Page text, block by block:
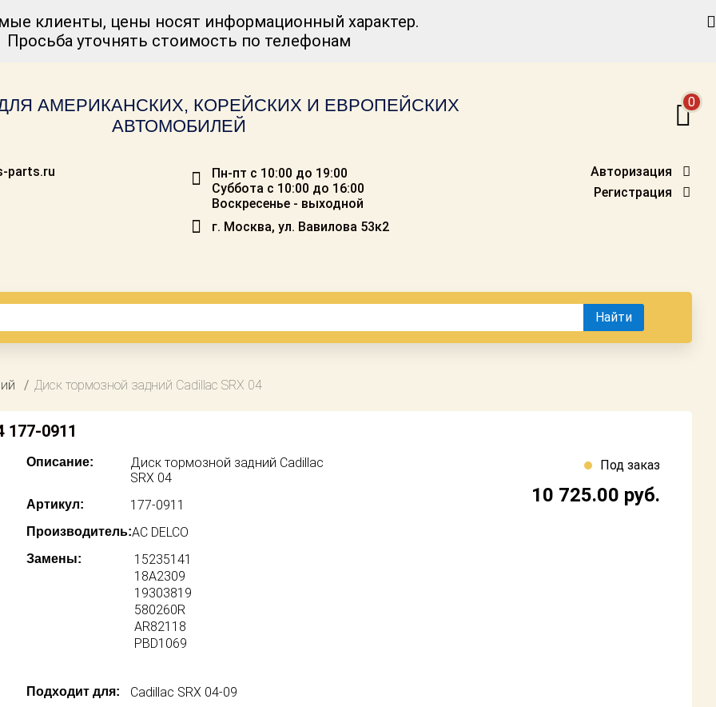
клиенты, цены носят информационный характер.
Просьба уточнять стоимость по телефонам
АМЕРИКАНСКИХ, КОРЕЙСКИХ И ЕВРОПЕЙСКИХ
АВТОМОБИЛЕЙ
0
parts.ru
Пн-пт с 10:00 до 19:00
Суббота с 10:00 до 16:00
Воскресенье - выходной
г. Москва, ул. Вавилова 53к2
Авторизация
Регистрация
Найти
Диск тормозной задний Cadillac SRX 04
177-0911
Описание:
Диск тормозной задний Cadillac
SRX 04
Артикул: 177-0911
Производитель:AC DELCO
Замены:
15235141
18A2309
19303819
580260R
AR82118
PBD1069
Подходит для: Cadillac SRX 04-09
Под заказ
10 725.00 руб.